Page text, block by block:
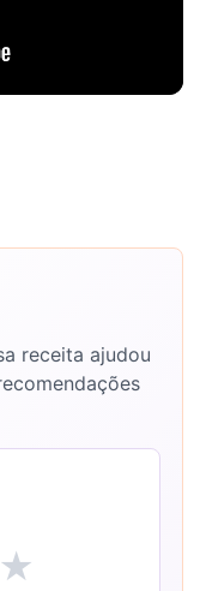
receita ajudou
★